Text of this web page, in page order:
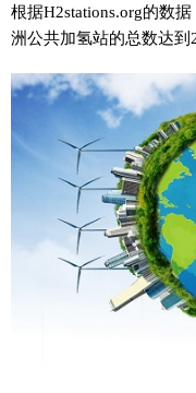
根据H2stations.org的数
洲公共加氢站的总数达